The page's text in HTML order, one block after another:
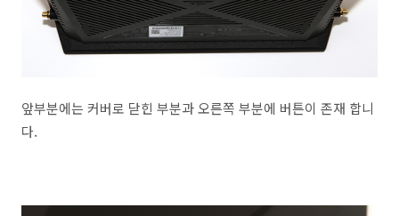
앞부분에는 커버로 닫힌 부분과 오른쪽 부분에 버튼이 존재 합니
다.